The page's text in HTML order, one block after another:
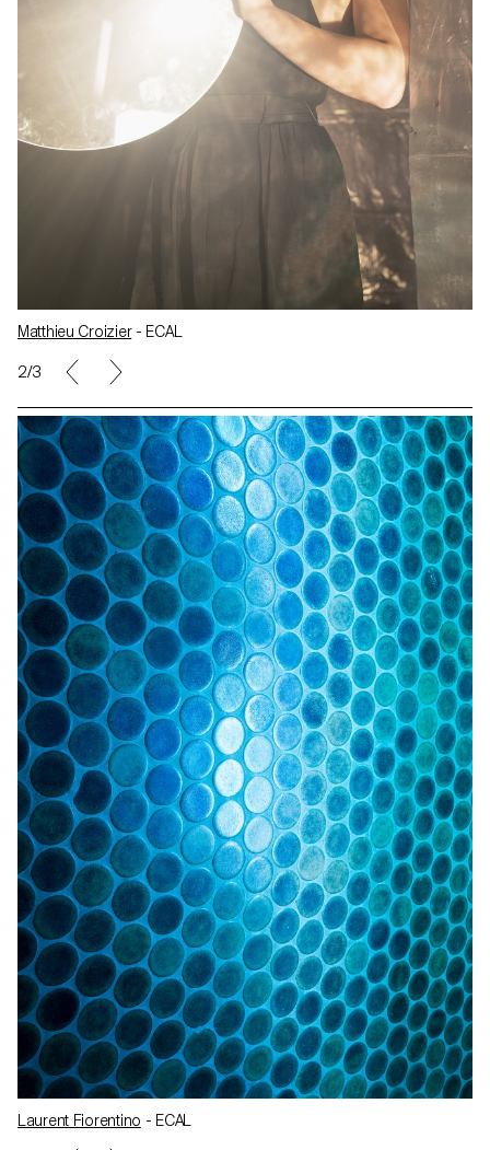
Matthieu Croizier- ECAL
2/3
Laurent Fiorentino - ECAL